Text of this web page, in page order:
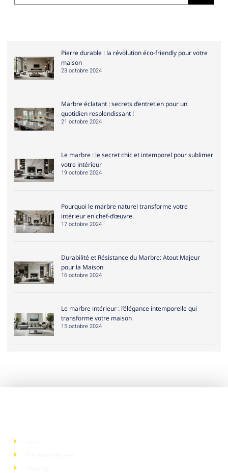
Pierre durable : la révolution éco-friendly pour votre
maison
23 octobre 2024
Marbre éclatant : secrets d’entretien pour un
quotidien resplendissant !
21 octobre 2024
Le marbre : le secret chic et intemporel pour sublimer
votre intérieur
19 octobre 2024
Pourquoi le marbre naturel transforme votre
intérieur en chef-d’œuvre.
17 octobre 2024
Durabilité et Résistance du Marbre: Atout Majeur
pour la Maison
16 octobre 2024
Le marbre intérieur : l’élégance intemporelle qui
transforme votre maison
15 octobre 2024